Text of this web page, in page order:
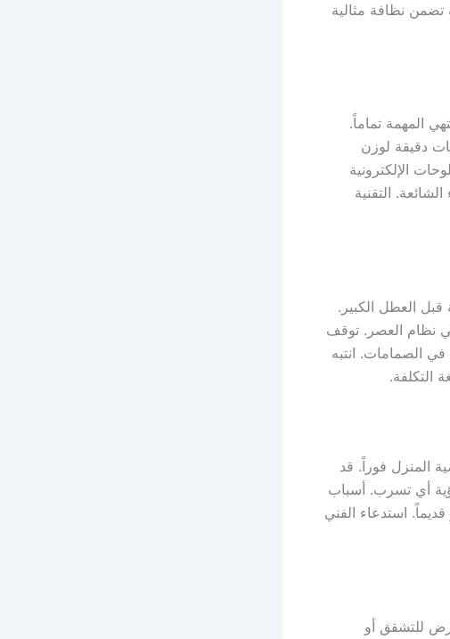
تضمن نظافة مثالية
المهمة تماماً.
دقيقة لوزن
الإلكترونية
التقنية
العطل الكبير.
في نظام العصر. توقف
الصمامات. انتبه
التكلفة.
المنزل فوراً. قد
أي تسرب. أسباب
استدعاء الفني
للتشقق أو